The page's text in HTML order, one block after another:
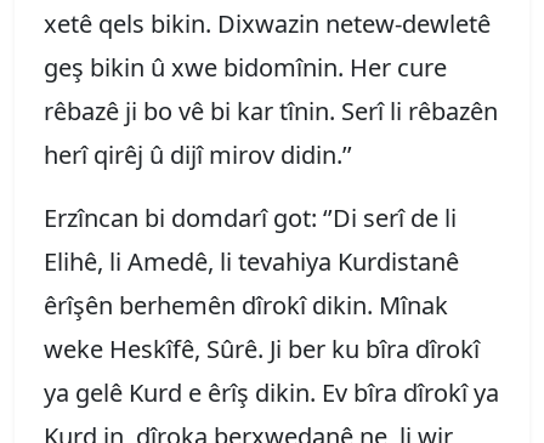
xetê qels bikin. Dixwazin netew-dewletê
geş bikin û xwe bidomînin. Her cure
rêbazê ji bo vê bi kar tînin. Serî li rêbazên
herî qirêj û dijî mirov didin.’’
Erzîncan bi domdarî got: ‘’Di serî de li
Elihê, li Amedê, li tevahiya Kurdistanê
êrîşên berhemên dîrokî dikin. Mînak
weke Heskîfê, Sûrê. Ji ber ku bîra dîrokî
ya gelê Kurd e êrîş dikin. Ev bîra dîrokî ya
Kurd in, dîroka berxwedanê ne, li wir